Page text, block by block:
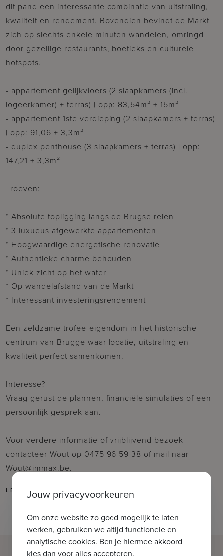
dit pand een interessante combinatie van uitstraling,
kwaliteit en rendement. Bovendien bevindt de Markt
zich op slechts enkele minuten wandelen, omringd
door gezellige restaurants, boetieks en culturele
hotspots.
- appartement gelijkvloers (2 slaapkamers (incl.
logeerkamer) + terras) | opp: 83,54m² + 15m²
- appartement 1ste verdieping (2 slaapkamers + terras)
| opp: 91,06 + 3,3m²
- duplex penthouse (3 slaapkamers + terras) | opp:
147,21 + 3,3m²
Troeven:
* Absolute topligging langs de Brugse reien
* 3 luxueus afgewerkte appartementen
* Hoogwaardige energetische renovatie
* Authentieke charme behouden
* Uniek zicht op het water
* Op wandelafstand van de Markt
* Interessant investeringsrendement
Een zeldzame trofee-eigendom in het historische
centrum van Brugge waar locatie, uitstraling en
kwaliteit perfect samenkomen.
Interesse?
Vraag gerust de plannen, financiële simulaties of een
persoonlijk gesprek aan.
Voor verdere informatie of vrijblijvend bezoek
contacteer Wout op 0475 96 59 38 of mail naar
Wout@immax.be.
Jouw privacyvoorkeuren
Om onze website zo goed mogelijk te laten
werken, gebruiken we altijd functionele en
analytische cookies. Ben je hiermee akkoord
kies dan voor alles accepteren.